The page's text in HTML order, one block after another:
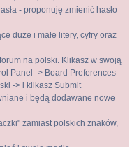
- proponuję zmienić hasło
duże i małe litery, cyfry oraz
na polski. Klikasz w swoją
Panel -> Board Preferences -
-> i klikasz Submit
i będą dodawane nowe
zamiast polskich znaków,